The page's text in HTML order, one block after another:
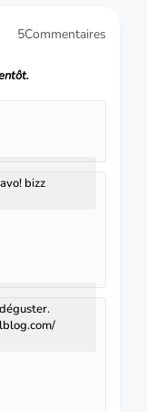
5Commentaires
bizz